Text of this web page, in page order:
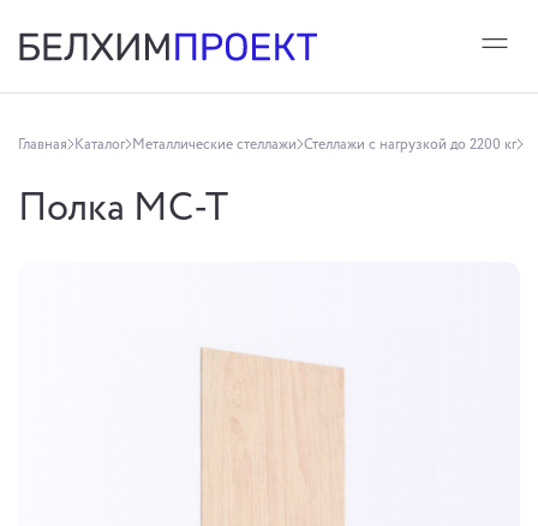
Главная Каталог Металлические стеллажи Стеллажи с нагрузкой до 2200 кг
Полка МС-Т